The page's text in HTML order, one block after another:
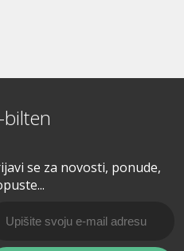
bilten
se za novosti, ponude,